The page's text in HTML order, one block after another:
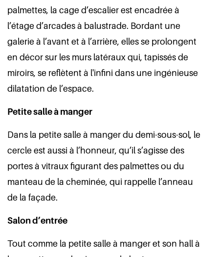
palmettes, la cage d’escalier est encadrée à
l’étage d’arcades à balustrade. Bordant une
galerie à l’avant et à l’arrière, elles se prolongent
en décor sur les murs latéraux qui, tapissés de
miroirs, se reflètent à l'infini dans une ingénieuse
dilatation de l’espace.
Petite salle à manger
Dans la petite salle à manger du demi-sous-sol, le
cercle est aussi à l’honneur, qu’il s’agisse des
portes à vitraux figurant des palmettes ou du
manteau de la cheminée, qui rappelle l’anneau
de la façade.
Salon d’entrée
Tout comme la petite salle à manger et son hall à